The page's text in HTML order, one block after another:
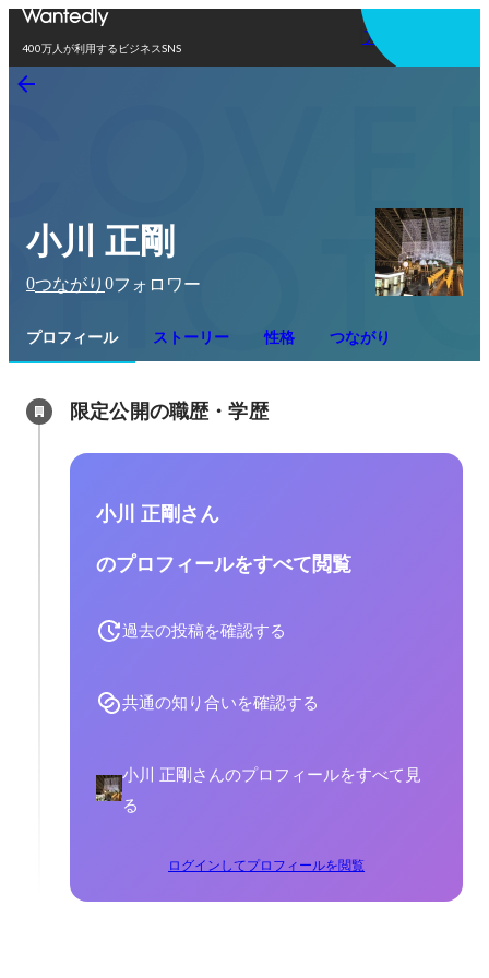
400万人が利用するビジネスSNS
アプリを使う
小川 正剛
0つながり 0フォロワー
プロフィール ストーリー 性格 つながり
限定公開の職歴・学歴
小川 正剛さん
のプロフィールをすべて閲覧
過去の投稿を確認する
共通の知り合いを確認する
小川 正剛さんのプロフィールをすべて見
る
ログインしてプロフィールを閲覧